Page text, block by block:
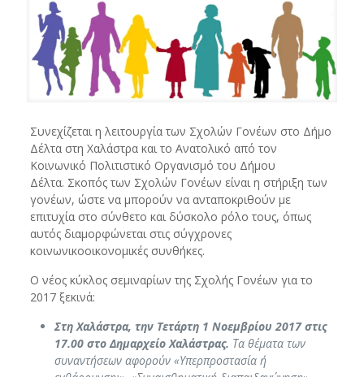
Συνεχίζεται η λειτουργία των Σχολών Γονέων στο Δήμο
Δέλτα στη Χαλάστρα και το Ανατολικό από τον
Κοινωνικό Πολιτιστικό Οργανισμό του Δήμου
Δέλτα. Σκοπός των Σχολών Γονέων είναι η στήριξη των
γονέων, ώστε να μπορούν να ανταποκριθούν με
επιτυχία στο σύνθετο και δύσκολο ρόλο τους, όπως
αυτός διαμορφώνεται στις σύγχρονες
κοινωνικοοικονομικές συνθήκες.
Ο νέος κύκλος σεμιναρίων της Σχολής Γονέων για το
2017 ξεκινά:
Στη Χαλάστρα, την Τετάρτη 1 Νοεμβρίου 2017 στις
17.00 στο Δημαρχείο Χαλάστρας. Τα θέματα των
συναντήσεων αφορούν «Υπερπροστασία ή